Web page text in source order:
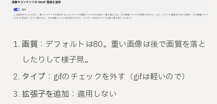
画質：デフォルトは80。重い画像は後で画質を落と
したりして様子見。
タイプ ：gifのチェックを外す（gifは軽いので）
拡張子を追加 ：適用しない